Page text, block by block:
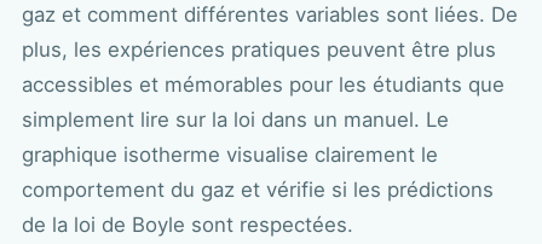
gaz et comment différentes variables sont liées. De
plus, les expériences pratiques peuvent être plus
accessibles et mémorables pour les étudiants que
simplement lire sur la loi dans un manuel. Le
graphique isotherme visualise clairement le
comportement du gaz et vérifie si les prédictions
de la loi de Boyle sont respectées.